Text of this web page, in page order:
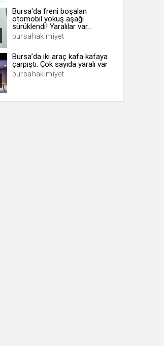
Bursa'da freni boşalan
otomobil yokuş aşağı
sürüklendi! Yaralılar var...
bursahakimiyet
Bursa’da iki araç kafa kafaya
çarpıştı: Çok sayıda yaralı var
bursahakimiyet